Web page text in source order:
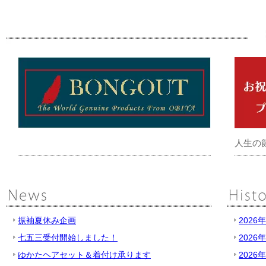
人生の
振袖夏休み企画
七五三受付開始しました！
ゆかたヘアセット＆着付け承ります
2026
2026
2026